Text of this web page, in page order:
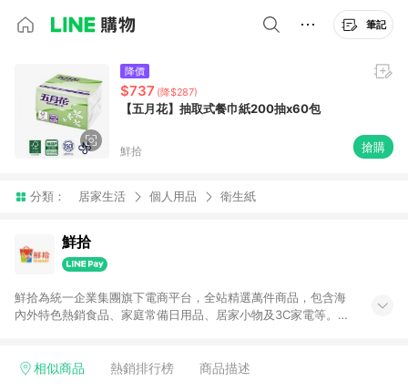
筆記
降價
$737 (降$287)
【五月花】抽取式餐巾紙200抽x60包
鮮拾 搶購
分類： 居家生活 個人用品 衛生紙
鮮拾
鮮拾為統一企業集團旗下電商平台，全站精選萬件商品，包含海
內外特色熱銷食品、家庭常備日用品、居家小物及3C家電等。全
有好康。LINE好友招募中搜尋@10mart。 ＊特定 iPhone17 將不
相似商品 熱銷排行榜 商品描述